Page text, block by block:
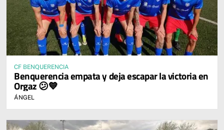
CF BENQUERENCIA
Benquerencia empata y deja escapar la victoria en
Orgaz 😕💙
ÁNGEL